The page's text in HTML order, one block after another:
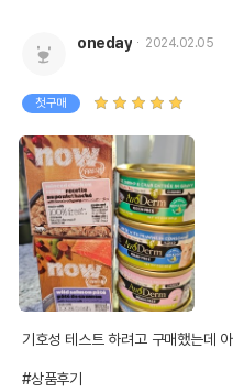
oneday 2024.02.05
첫구매
기호성 테스트 하려고 구매했는데
#상품후기